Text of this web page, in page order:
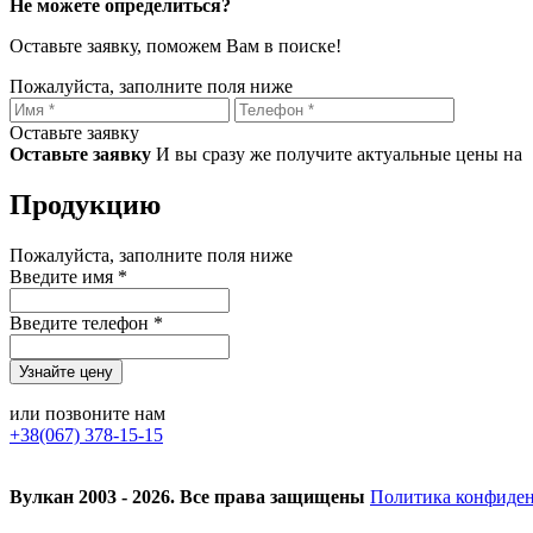
Не можете определиться?
Оставьте заявку, поможем Вам в поиске!
Пожалуйста, заполните поля ниже
Оставьте заявку
Оставьте заявку И вы сразу же получите актуальные цены на
Продукцию
Пожалуйста, заполните поля ниже
Введите имя *
Введите телефон *
или позвоните нам
+38(067) 378-15-15
Вулкан 2003 - 2026. Все права защищены Политика